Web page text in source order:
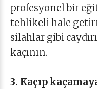
profesyonel bir
tehlikeli hale
silahlar gibi
kaçının.
3. Kaçıp